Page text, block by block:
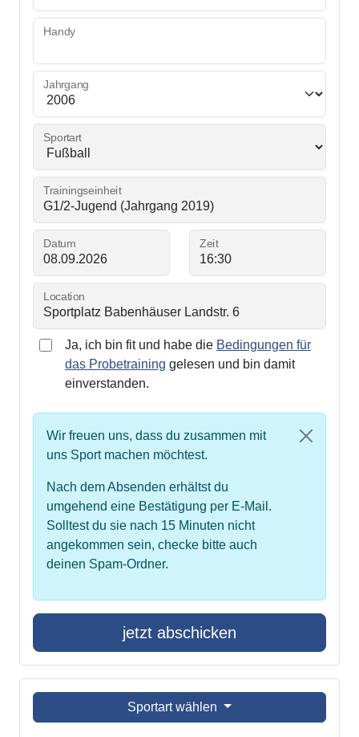
Handy
Jahrgang
Sportart
Trainingseinheit
Datum Zeit
Location
Ja, ich bin fit und habe die Bedingungen für
das Probetraining gelesen und bin damit
einverstanden.
Wir freuen uns, dass du zusammen mit
uns Sport machen möchtest.
Nach dem Absenden erhältst du
umgehend eine Bestätigung per E-Mail.
Solltest du sie nach 15 Minuten nicht
angekommen sein, checke bitte auch
deinen Spam-Ordner.
jetzt abschicken
Sportart wählen